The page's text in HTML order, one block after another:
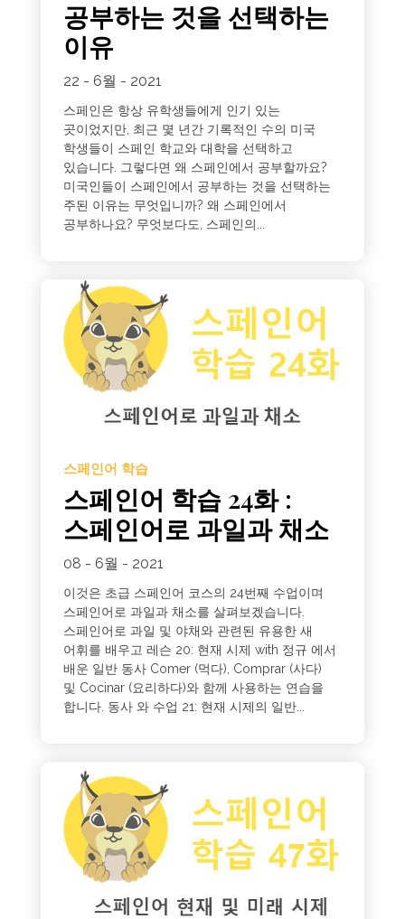
공부하는 것을 선택하는
이유
22 - 6월 - 2021
스페인은 항상 유학생들에게 인기 있는
곳이었지만, 최근 몇 년간 기록적인 수의 미국
학생들이 스페인 학교와 대학을 선택하고
있습니다. 그렇다면 왜 스페인에서 공부할까요?
미국인들이 스페인에서 공부하는 것을 선택하는
주된 이유는 무엇입니까? 왜 스페인에서
공부하나요? 무엇보다도, 스페인의...
스페인어 학습
스페인어 학습 24화 :
스페인어로 과일과 채소
08 - 6월 - 2021
이것은 초급 스페인어 코스의 24번째 수업이며
스페인어로 과일과 채소를 살펴보겠습니다.
스페인어로 과일 및 야채와 관련된 유용한 새
어휘를 배우고 레슨 20: 현재 시제 with 정규 에서
배운 일반 동사 Comer (먹다), Comprar (사다)
및 Cocinar (요리하다)와 함께 사용하는 연습을
합니다. 동사 와 수업 21: 현재 시제의 일반...